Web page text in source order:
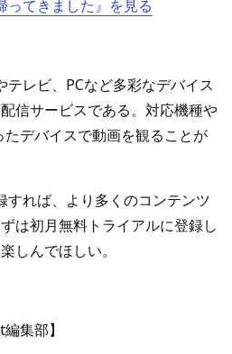
ってきました』を見る
レビ、PCなど多彩なデバイス
信サービスである。対応機種や
デバイスで動画を観ることが
れば、より多くのコンテンツ
は初月無料トライアルに登録し
しんでほしい。
集部】